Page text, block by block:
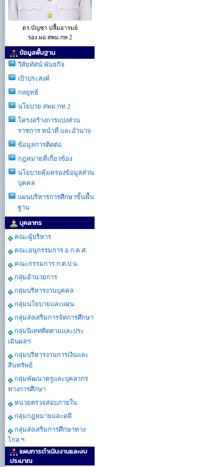
ดร.บัญชา ปลื้มอารมย์
รอง ผอ.สพม.กท 2
ข้อมูลพื้นฐาน
วิสัยทัศน์ พันธกิจ
เป้าประสงค์
กลยุทธ์
นโยบาย สพม.กท 2
โครงสร้างการเเบ่งส่วน
ราชการ หน้าที่ และอำนาจ
ข้อมูลการติดต่อ
กฎหมายที่เกี่ยวข้อง
นโยบายคุ้มครองข้อมูลส่วน
บุคคล
แผนบริหารการศึกษาขั้นพื้น
ฐาน
บุคลากร
คณะผู้บริหาร
คณะอนุกรรมการ อ.ก.ค.ศ.
คณะกรรมการ ก.ต.ป.น
กลุ่มอำนวยการ
กลุ่มบริหารงานบุคคล
กลุ่มนโยบายและแผน
กลุ่มส่งเสริมการจัดการศึกษา
กลุ่มนิเทศติดตามและประ
เมินผลฯ
กลุ่มบริหารงานการเงินและ
สินทรัพย์
กลุ่มพัฒนาครูและบุคลากร
ทางการศึกษา
หน่วยตรวจสอบภายใน
กลุ่มกฎหมายและคดี
กลุ่มส่งเสริมการศึกษาทาง
ไกล ฯ
แผนการดำเนินงานและงบ
ประมาณ